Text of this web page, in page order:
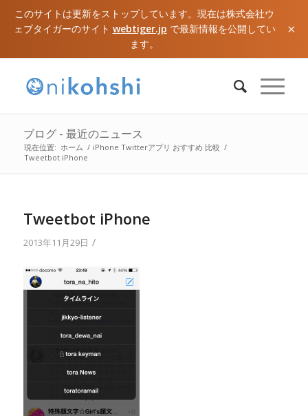
このサイトは更新をストップしています。現在は株式会社ウ
ェブタイガーのサイト webtiger.jp で最新情報を公開してい
ます。
×
ブログ - 最近のニュース
現在位置: ホーム / iPhone Twitterアプリ おすすめ 比較 /
Tweetbot iPhone
Tweetbot iPhone
2013年11月29日 /